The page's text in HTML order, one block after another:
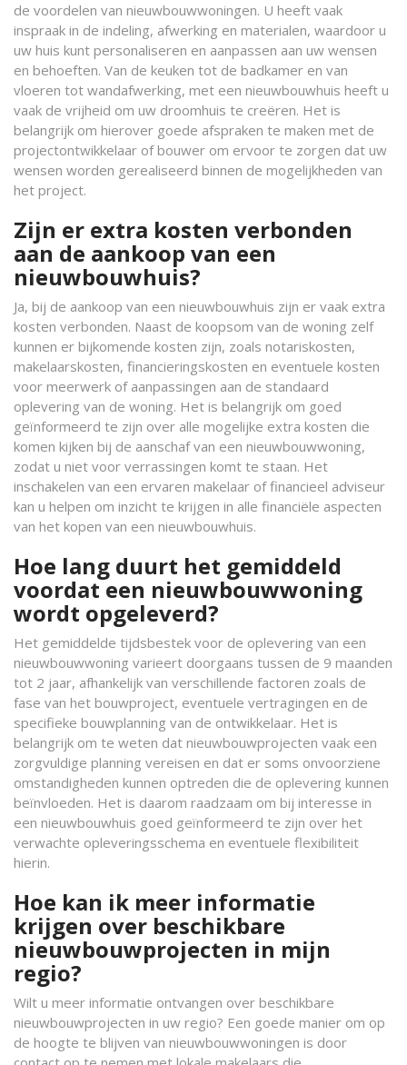
de voordelen van nieuwbouwwoningen. U heeft vaak
inspraak in de indeling, afwerking en materialen, waardoor u
uw huis kunt personaliseren en aanpassen aan uw wensen
en behoeften. Van de keuken tot de badkamer en van
vloeren tot wandafwerking, met een nieuwbouwhuis heeft u
vaak de vrijheid om uw droomhuis te creëren. Het is
belangrijk om hierover goede afspraken te maken met de
projectontwikkelaar of bouwer om ervoor te zorgen dat uw
wensen worden gerealiseerd binnen de mogelijkheden van
het project.
Zijn er extra kosten verbonden
aan de aankoop van een
nieuwbouwhuis?
Ja, bij de aankoop van een nieuwbouwhuis zijn er vaak extra
kosten verbonden. Naast de koopsom van de woning zelf
kunnen er bijkomende kosten zijn, zoals notariskosten,
makelaarskosten, financieringskosten en eventuele kosten
voor meerwerk of aanpassingen aan de standaard
oplevering van de woning. Het is belangrijk om goed
geïnformeerd te zijn over alle mogelijke extra kosten die
komen kijken bij de aanschaf van een nieuwbouwwoning,
zodat u niet voor verrassingen komt te staan. Het
inschakelen van een ervaren makelaar of financieel adviseur
kan u helpen om inzicht te krijgen in alle financiële aspecten
van het kopen van een nieuwbouwhuis.
Hoe lang duurt het gemiddeld
voordat een nieuwbouwwoning
wordt opgeleverd?
Het gemiddelde tijdsbestek voor de oplevering van een
nieuwbouwwoning varieert doorgaans tussen de 9 maanden
tot 2 jaar, afhankelijk van verschillende factoren zoals de
fase van het bouwproject, eventuele vertragingen en de
specifieke bouwplanning van de ontwikkelaar. Het is
belangrijk om te weten dat nieuwbouwprojecten vaak een
zorgvuldige planning vereisen en dat er soms onvoorziene
omstandigheden kunnen optreden die de oplevering kunnen
beïnvloeden. Het is daarom raadzaam om bij interesse in
een nieuwbouwhuis goed geïnformeerd te zijn over het
verwachte opleveringsschema en eventuele flexibiliteit
hierin.
Hoe kan ik meer informatie
krijgen over beschikbare
nieuwbouwprojecten in mijn
regio?
Wilt u meer informatie ontvangen over beschikbare
nieuwbouwprojecten in uw regio? Een goede manier om op
de hoogte te blijven van nieuwbouwwoningen is door